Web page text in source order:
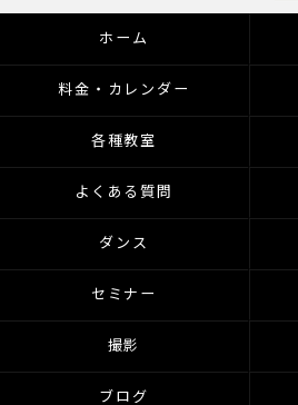
ホーム
料金・カレンダー
各種教室
よくある質問
ダンス
セミナー
撮影
ブログ